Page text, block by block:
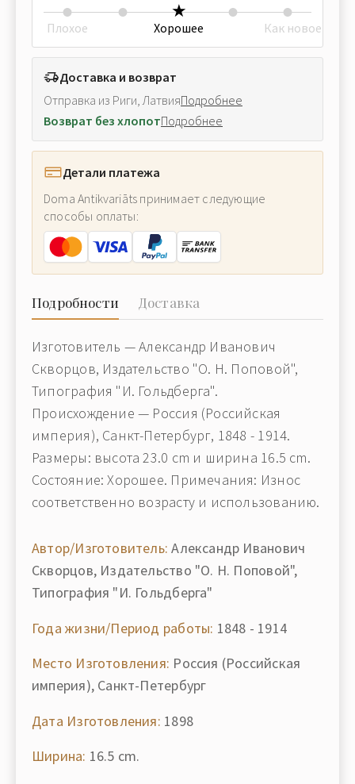
Плохое Хорошее Как новое
Доставка и возврат
Отправка из Риги, ЛатвияПодробнее
Возврат без хлопотПодробнее
Детали платежа
Doma Antikvariāts принимает следующие
способы оплаты:
Подробности Доставка
Изготовитель — Александр Иванович
Скворцов, Издательство "О. Н. Поповой",
Типография "И. Гольдберга".
Происхождение — Россия (Российская
империя), Санкт-Петербург, 1848 - 1914.
Размеры: высота 23.0 cm и ширина 16.5 cm.
Состояние: Хорошее. Примечания: Износ
соответственно возрасту и использованию.
Автор/Изготовитель: Александр Иванович
Скворцов, Издательство "О. Н. Поповой",
Типография "И. Гольдберга"
Года жизни/Период работы: 1848 - 1914
Место Изготовления: Россия (Российская
империя), Санкт-Петербург
Дата Изготовления: 1898
Ширина: 16.5 cm.